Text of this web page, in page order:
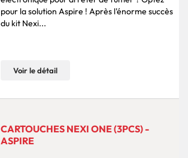
pour la solution Aspire ! Après l'énorme succès
du kit Nexi...
Voir le détail
CARTOUCHES NEXI ONE (3PCS) -
ASPIRE